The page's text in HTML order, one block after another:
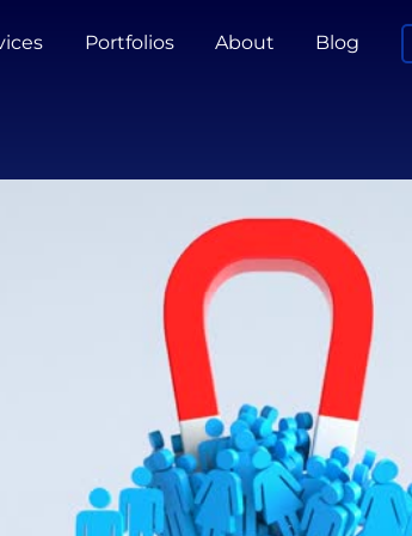
Portfolios About Blog